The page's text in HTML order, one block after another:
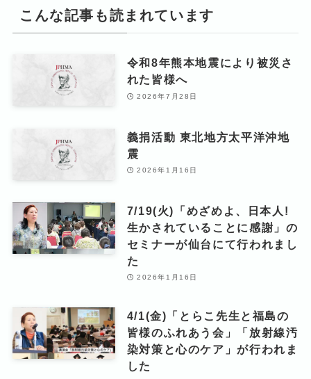
こんな記事も読まれています
令和8年熊本地震により被災さ
れた皆様へ
2026年7月28日
義捐活動 東北地方太平洋沖地
震
2026年1月16日
7/19(火)「めざめよ、日本人!
生かされていることに感謝」の
セミナーが仙台にて行われまし
た
2026年1月16日
4/1(金)「とらこ先生と福島の
皆様のふれあう会」「放射線汚
染対策と心のケア」が行われま
した